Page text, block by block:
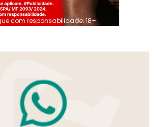
com responsabilidade. 18+